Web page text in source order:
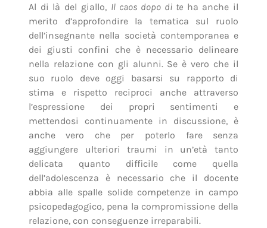
Al di là del giallo, Il caos dopo di teha anche il
merito d’approfondire la tematica sul ruolo
dell’insegnante nella società contemporanea e
dei giusti confini che è necessario delineare
nella relazione con gli alunni. Se è vero che il
suo ruolo deve oggi basarsi su rapporto di
stima e rispetto reciproci anche attraverso
l’espressione dei propri sentimenti e
mettendosi continuamente in discussione, è
anche vero che per poterlo fare senza
aggiungere ulteriori traumi in un’età tanto
delicata quanto difficile come quella
dell’adolescenza è necessario che il docente
abbia alle spalle solide competenze in campo
psicopedagogico, pena la compromissione della
relazione, con conseguenze irreparabili.